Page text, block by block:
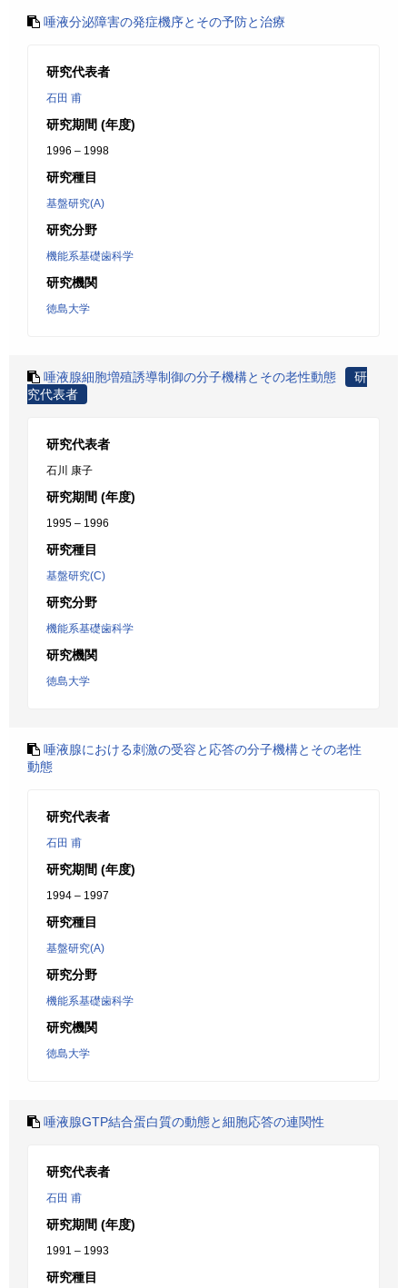
唾液分泌障害の発症機序とその予防と治療
研究代表者
石田 甫
研究期間 (年度)
1996 – 1998
研究種目
基盤研究(A)
研究分野
機能系基礎歯科学
研究機関
徳島大学
唾液腺細胞増殖誘導制御の分子機構とその老性動態
研
究代表者
研究代表者
石川 康子
研究期間 (年度)
1995 – 1996
研究種目
基盤研究(C)
研究分野
機能系基礎歯科学
研究機関
徳島大学
唾液腺における刺激の受容と応答の分子機構とその老性
動態
研究代表者
石田 甫
研究期間 (年度)
1994 – 1997
研究種目
基盤研究(A)
研究分野
機能系基礎歯科学
研究機関
徳島大学
唾液腺GTP結合蛋白質の動態と細胞応答の連関性
研究代表者
石田 甫
研究期間 (年度)
1991 – 1993
研究種目